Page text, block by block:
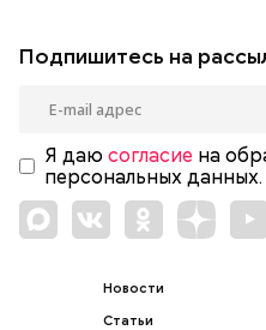
Подпишитесь на
Я даю согласие на
персональных данных.
Новости
Статьи